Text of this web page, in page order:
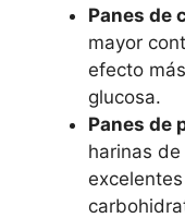
Panes de
mayor
efecto
glucosa.
Panes de
harinas